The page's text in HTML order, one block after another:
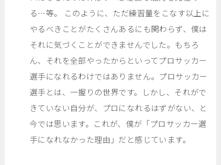
る…等。 このように、ただ練習量をこなす以上に
やるべきことがたくさんあるにも関わらず、僕は
それに気づくことができませんでした。もちろ
ん、それを全部やったからといってプロサッカー
選手になれるわけではありません。プロサッカー
選手とは、一握りの世界です。しかし、それがで
きていない自分が、プロになれるはずがない、と
今では思います。これが、僕が「プロサッカー選
手になれなかった理由」だと感じています。